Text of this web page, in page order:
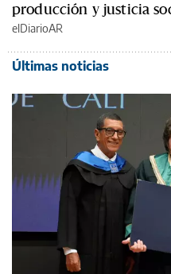
producción y justicia
elDiarioAR
Últimas noticias